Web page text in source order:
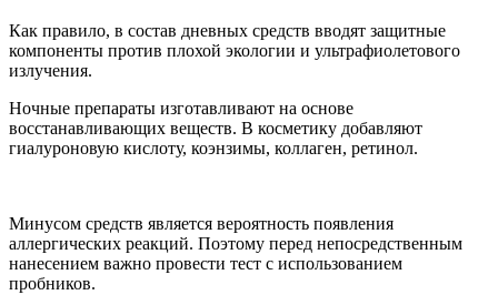
Как правило, в состав дневных средств вводят защитные
компоненты против плохой экологии и ультрафиолетового
излучения.
Ночные препараты изготавливают на основе
восстанавливающих веществ. В косметику добавляют
гиалуроновую кислоту, коэнзимы, коллаген, ретинол.
Минусом средств является вероятность появления
аллергических реакций. Поэтому перед непосредственным
нанесением важно провести тест с использованием
пробников.